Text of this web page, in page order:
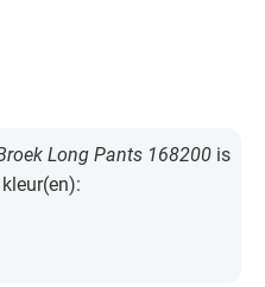
Long Pants 168200 is